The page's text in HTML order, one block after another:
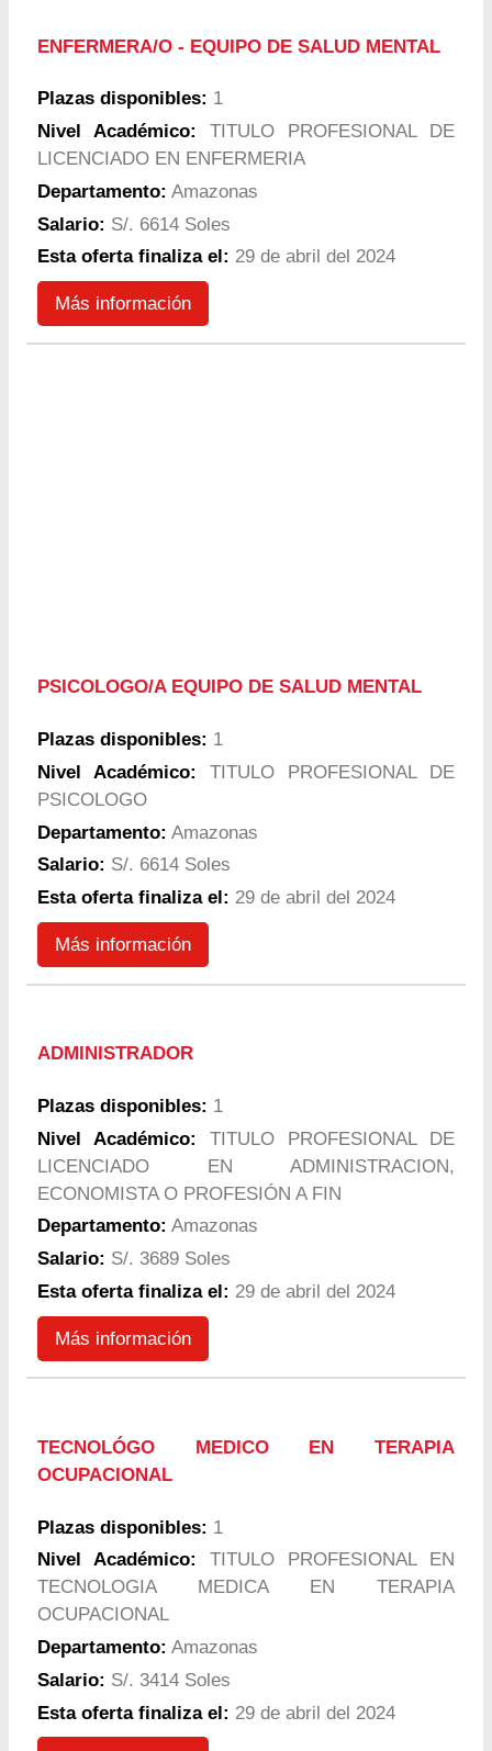
ENFERMERA/O - EQUIPO DE SALUD MENTAL
Plazas disponibles: 1
Nivel Académico:
TITULO PROFESIONAL DE
LICENCIADO EN ENFERMERIA
Departamento: Amazonas
Salario: S/. 6614 Soles
Esta oferta finaliza el: 29 de abril del 2024
Más información
PSICOLOGO/A EQUIPO DE SALUD MENTAL
Plazas disponibles: 1
Nivel Académico:
TITULO PROFESIONAL DE
PSICOLOGO
Departamento: Amazonas
Salario: S/. 6614 Soles
Esta oferta finaliza el: 29 de abril del 2024
Más información
ADMINISTRADOR
Plazas disponibles: 1
Nivel Académico:
TITULO PROFESIONAL DE
LICENCIADO EN ADMINISTRACION,
ECONOMISTA O PROFESIÓN A FIN
Departamento: Amazonas
Salario: S/. 3689 Soles
Esta oferta finaliza el: 29 de abril del 2024
Más información
TECNOLÓGO MEDICO EN TERAPIA
OCUPACIONAL
Plazas disponibles: 1
Nivel Académico:
TITULO PROFESIONAL EN
TECNOLOGIA MEDICA EN TERAPIA
OCUPACIONAL
Departamento: Amazonas
Salario: S/. 3414 Soles
Esta oferta finaliza el: 29 de abril del 2024